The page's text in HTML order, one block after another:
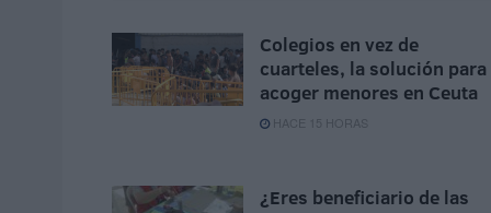
Colegios en vez de
cuarteles, la solución para
acoger menores en Ceuta
HACE 15 HORAS
¿Eres beneficiario de las